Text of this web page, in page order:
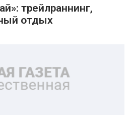
трейлраннинг,
отдых